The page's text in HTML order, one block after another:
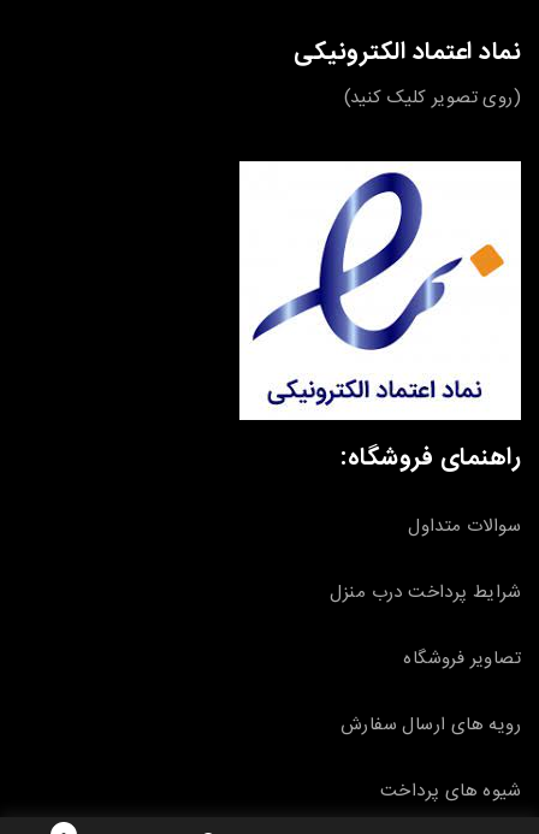
نماد اعتماد الکترونیکی
(روی تصویر کلیک کنید)
راهنمای فروشگاه:
سوالات متداول
شرایط پرداخت درب منزل
تصاویر فروشگاه
رویه های ارسال سفارش
شیوه های پرداخت